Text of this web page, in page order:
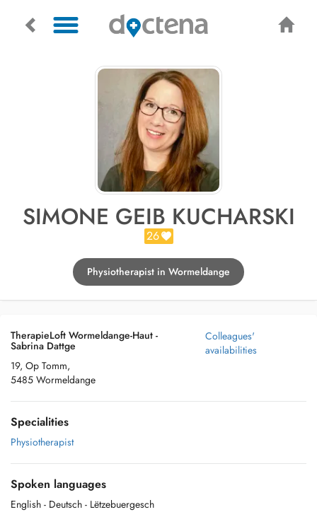
SIMONE GEIB KUCHARSKI
26
Physiotherapist in Wormeldange
TherapieLoft Wormeldange-Haut -
Sabrina Dattge
19, Op Tomm,
5485 Wormeldange
Colleagues'
availabilities
Specialities
Physiotherapist
Spoken languages
English - Deutsch - Lëtzebuergesch